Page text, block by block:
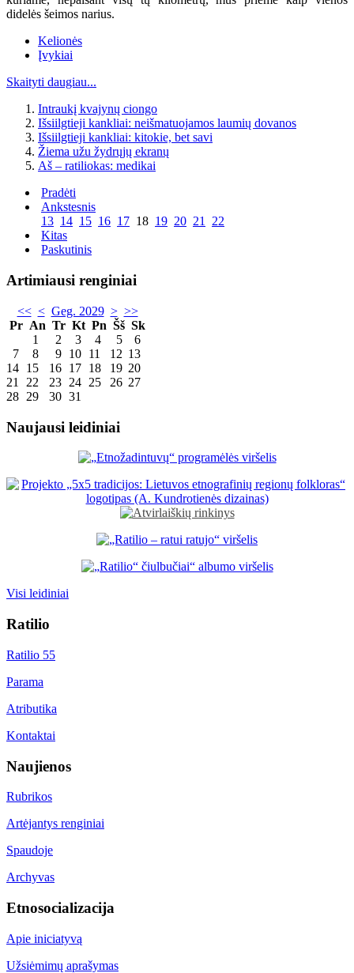
didelės šeimos narius.
Kelionės
Įvykiai
Skaityti daugiau...
Intraukį kvajynų ciongo
Išsiilgtieji kankliai: neišmatuojamos laumių dovanos
Išsiilgtieji kankliai: kitokie, bet savi
Žiema užu žydrųjų ekranų
Aš – ratiliokas: medikai
Pradėti
Ankstesnis
13 14 15 16 17 18 19 20 21 22
Kitas
Paskutinis
Artimiausi renginiai
<< < Geg. 2029 > >>
Pr An Tr Kt Pn Šš Sk
1
2 3 4 5
6
7
8 9 10 11 12 13
14 15 16 17 18 19 20
21
22 23 24 25 26 27
28 29 30 31
Naujausi leidiniai
Visi leidiniai
Ratilio
Ratilio 55
Parama
Atributika
Kontaktai
Naujienos
Rubrikos
Artėjantys renginiai
Spaudoje
Archyvas
Etnosocializacija
Apie iniciatyvą
Užsiėmimų aprašymas